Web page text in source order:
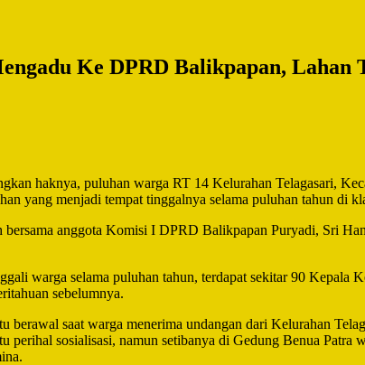
Ke DPRD Balikpapan,
haknya, puluhan warga RT 14 Kelurahan Telagasari,
yang menjadi tempat tinggalnya selama puluhan tahun di
anggota Komisi I DPRD Balikpapan Puryadi, Sri
warga selama puluhan tahun, terdapat sekitar 90
sebelumnya.
saat warga menerima undangan dari Kelurahan
sosialisasi, namun setibanya di Gedung Benua Patra